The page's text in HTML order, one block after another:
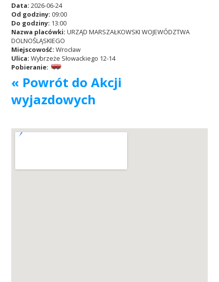
RCKiK
Akcje wyjazdowe
Data: 2026-06-24
Od godziny: 09:00
Do godziny: 13:00
Nazwa placówki: URZĄD MARSZAŁKOWSKI WOJEWÓDZTWA
DOLNOŚLĄSKIEGO
Miejscowość: Wrocław
Ulica: Wybrzeże Słowackiego 12-14
Pobieranie:
« Powrót do Akcji
wyjazdowych